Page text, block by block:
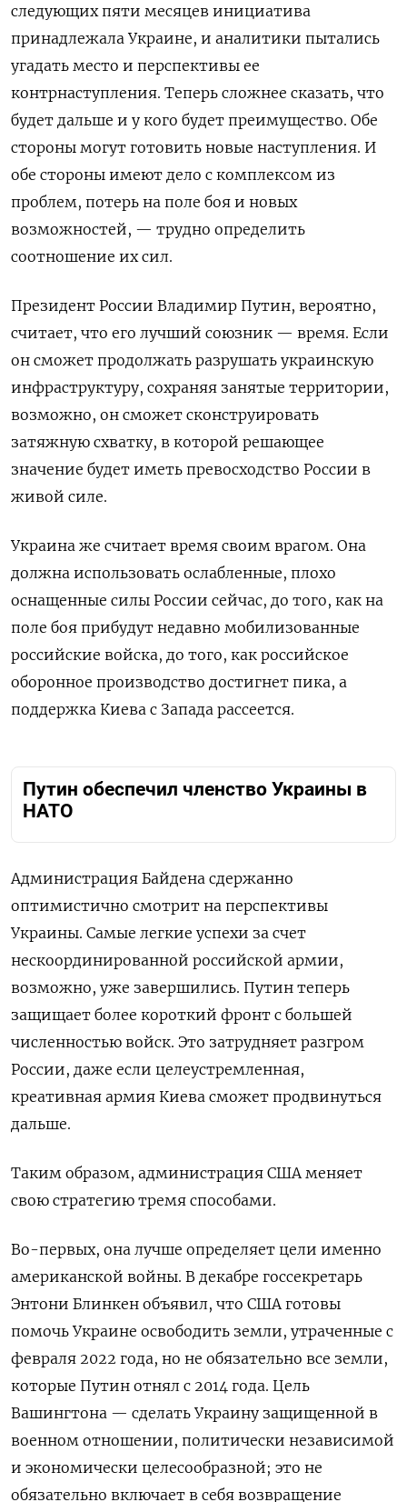
следующих пяти месяцев инициатива
принадлежала Украине, и аналитики пытались
угадать место и перспективы ее
контрнаступления. Теперь сложнее сказать, что
будет дальше и у кого будет преимущество. Обе
стороны могут готовить новые наступления. И
обе стороны имеют дело с комплексом из
проблем, потерь на поле боя и новых
возможностей, — трудно определить
соотношение их сил.
Президент России Владимир Путин, вероятно,
считает, что его лучший союзник — время. Если
он сможет продолжать разрушать украинскую
инфраструктуру, сохраняя занятые территории,
возможно, он сможет сконструировать
затяжную схватку, в которой решающее
значение будет иметь превосходство России в
живой силе.
Украина же считает время своим врагом. Она
должна использовать ослабленные, плохо
оснащенные силы России сейчас, до того, как на
поле боя прибудут недавно мобилизованные
российские войска, до того, как российское
оборонное производство достигнет пика, а
поддержка Киева с Запада рассеется.
Путин обеспечил членство Украины в
НАТО
Администрация Байдена сдержанно
оптимистично смотрит на перспективы
Украины. Самые легкие успехи за счет
нескоординированной российской армии,
возможно, уже завершились. Путин теперь
защищает более короткий фронт с большей
численностью войск. Это затрудняет разгром
России, даже если целеустремленная,
креативная армия Киева сможет продвинуться
дальше.
Таким образом, администрация США меняет
свою стратегию тремя способами.
Во-первых, она лучше определяет цели именно
американской войны. В декабре госсекретарь
Энтони Блинкен объявил, что США готовы
помочь Украине освободить земли, утраченные с
февраля 2022 года, но не обязательно все земли,
которые Путин отнял с 2014 года. Цель
Вашингтона — сделать Украину защищенной в
военном отношении, политически независимой
и экономически целесообразной; это не
обязательно включает в себя возвращение